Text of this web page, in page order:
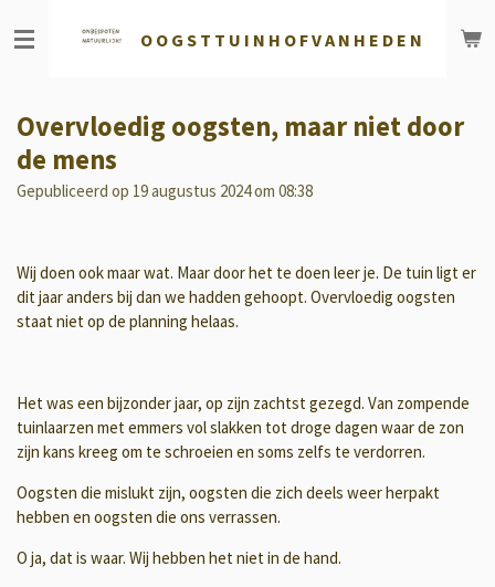
direct
hoofdinhoud
O O G S T T U I N H O F V A N H E D E N
Overvloedig oogsten, maar niet door
de mens
Gepubliceerd op 19 augustus 2024 om 08:38
Wij doen ook maar wat. Maar door het te doen leer je. De tuin ligt er
dit jaar anders bij dan we hadden gehoopt. Overvloedig oogsten
staat niet op de planning helaas.
Het was een bijzonder jaar, op zijn zachtst gezegd. Van zompende
tuinlaarzen met emmers vol slakken tot droge dagen waar de zon
zijn kans kreeg om te schroeien en soms zelfs te verdorren.
Oogsten die mislukt zijn, oogsten die zich deels weer herpakt
hebben en oogsten die ons verrassen.
O ja, dat is waar. Wij hebben het niet in de hand.